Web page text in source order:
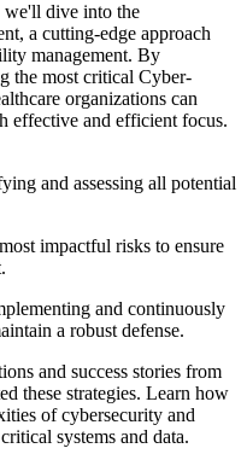
we'll dive into the
a cutting-edge approach
management. By
the most critical Cyber-
organizations can
effective and efficient focus.
and assessing all potential
impactful risks to ensure
and continuously
a robust defense.
and success stories from
these strategies. Learn how
of cybersecurity and
systems and data.